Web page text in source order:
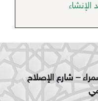
– شارع الإصلاح